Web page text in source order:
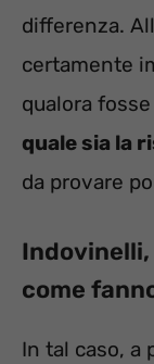
differenza.
certamente
qualora
quale sia la
da provare
come
In tal caso, a